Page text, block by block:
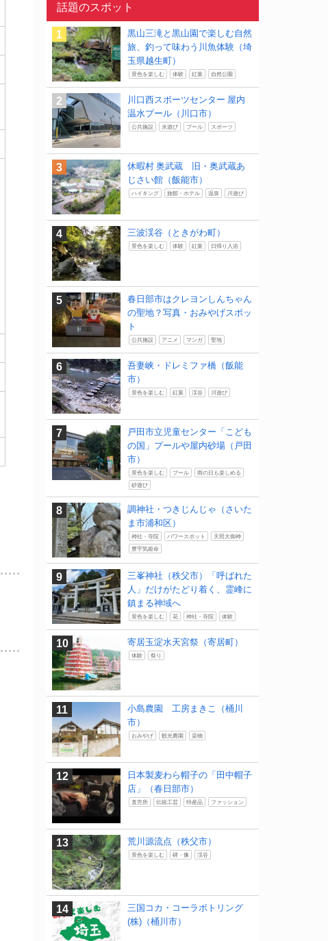
話題のスポット
黒山三滝と黒山園で楽しむ自然
旅、釣って味わう川魚体験（埼
玉県越生町）
景色を楽しむ 体験 紅葉 自然公園
川口西スポーツセンター 屋内
温水プール（川口市）
公共施設 水遊び プール スポーツ
休暇村 奥武蔵 旧・奥武蔵あ
じさい館（飯能市）
ハイキング 旅館・ホテル 温泉 川遊び
三波渓谷（ときがわ町）
景色を楽しむ 体験 紅葉 日帰り入浴
春日部市はクレヨンしんちゃん
の聖地？写真・おみやげスポッ
ト
公共施設 アニメ マンガ 聖地
吾妻峡・ドレミファ橋（飯能
市）
景色を楽しむ 紅葉 渓谷 川遊び
戸田市立児童センター「こども
の国」プールや屋内砂場（戸田
市）
景色を楽しむ プール 雨の日も楽しめる
砂遊び
調神社・つきじんじゃ（さいた
ま市浦和区）
神社・寺院 パワースポット 天照大御神
豊宇気姫命
三峯神社（秩父市）「呼ばれた
人」だけがたどり着く、霊峰に
鎮まる神域へ
景色を楽しむ 花 神社・寺院 体験
寄居玉淀水天宮祭（寄居町）
体験 祭り
小島農園 工房まきこ（桶川
市）
おみやげ 観光農園 染物
日本製麦わら帽子の「田中帽子
店」（春日部市）
直売所 伝統工芸 特産品 ファッション
荒川源流点（秩父市）
景色を楽しむ 碑・像 渓谷
三国コカ・コーラボトリング
(株)（桶川市）